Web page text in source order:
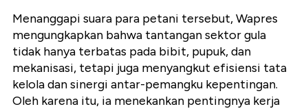
Menanggapi suara para petani tersebut, Wapres
mengungkapkan bahwa tantangan sektor gula
tidak hanya terbatas pada bibit, pupuk, dan
mekanisasi, tetapi juga menyangkut efisiensi tata
kelola dan sinergi antar-pemangku kepentingan.
Oleh karena itu, ia menekankan pentingnya kerja